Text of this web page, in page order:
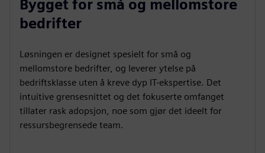
Bygget for små og mellomstore
bedrifter
Løsningen er designet spesielt for små og
mellomstore bedrifter, og leverer ytelse på
bedriftsklasse uten å kreve dyp IT-ekspertise. Det
intuitive grensesnittet og det fokuserte omfanget
tillater rask adopsjon, noe som gjør det ideelt for
ressursbegrensede team.